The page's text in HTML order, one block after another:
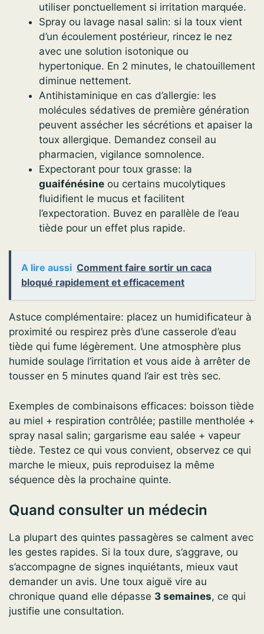
utiliser ponctuellement si irritation marquée.
Spray ou lavage nasal salin: si la toux vient
d’un écoulement postérieur, rincez le nez
avec une solution isotonique ou
hypertonique. En 2 minutes, le chatouillement
diminue nettement.
Antihistaminique en cas d’allergie: les
molécules sédatives de première génération
peuvent assécher les sécrétions et apaiser la
toux allergique. Demandez conseil au
pharmacien, vigilance somnolence.
Expectorant pour toux grasse: la
guaifénésine ou certains mucolytiques
fluidifient le mucus et facilitent
l’expectoration. Buvez en parallèle de l’eau
tiède pour un effet plus rapide.
A lire aussi Comment faire sortir un caca
bloqué rapidement et efficacement
Astuce complémentaire: placez un humidificateur à
proximité ou respirez près d’une casserole d’eau
tiède qui fume légèrement. Une atmosphère plus
humide soulage l’irritation et vous aide à arrêter de
tousser en 5 minutes quand l’air est très sec.
Exemples de combinaisons efficaces: boisson tiède
au miel + respiration contrôlée; pastille mentholée +
spray nasal salin; gargarisme eau salée + vapeur
tiède. Testez ce qui vous convient, observez ce qui
marche le mieux, puis reproduisez la même
séquence dès la prochaine quinte.
Quand consulter un médecin
La plupart des quintes passagères se calment avec
les gestes rapides. Si la toux dure, s’aggrave, ou
s’accompagne de signes inquiétants, mieux vaut
demander un avis. Une toux aiguë vire au
chronique quand elle dépasse 3 semaines, ce qui
justifie une consultation.